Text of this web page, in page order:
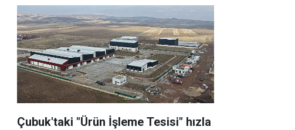
Çubuk'taki "Ürün İşleme Tesisi" hızla